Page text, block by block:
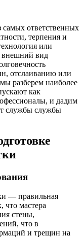
ответственных
терпения и
или
внешний вид
отслаиванию или
разберем наиболее
как
и дадим
службы службы
— правильная
что мастера
стены,
что в
и трещин на